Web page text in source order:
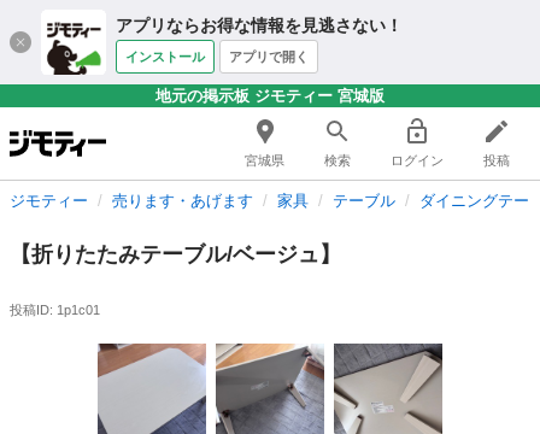
アプリならお得な情報を見逃さない！
インストール アプリで開く
地元の掲示板 ジモティー 宮城版
宮城県 検索 ログイン 投稿
ジモティー 売ります・あげます 家具 テーブル ダイニングテー
【折りたたみテーブル/ベージュ】
投稿ID: 1p1c01